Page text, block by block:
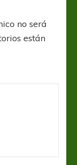
no será
están